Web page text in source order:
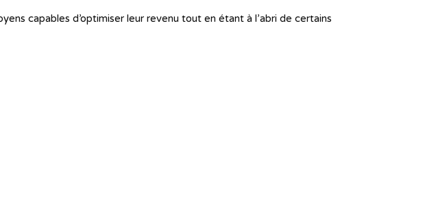
capables d’optimiser leur revenu tout en étant à l’abri de certains